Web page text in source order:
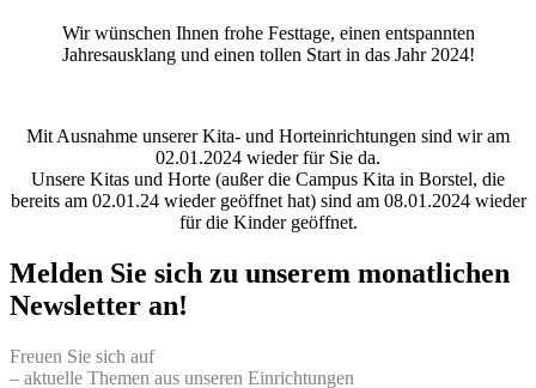
Wir wünschen Ihnen frohe Festtage, einen entspannten
Jahresausklang und einen tollen Start in das Jahr 2024!
Mit Ausnahme unserer Kita- und Horteinrichtungen sind wir am
02.01.2024 wieder für Sie da.
Unsere Kitas und Horte (außer die Campus Kita in Borstel, die
bereits am 02.01.24 wieder geöffnet hat) sind am 08.01.2024 wieder
für die Kinder geöffnet.
Melden Sie sich zu unserem monatlichen
Newsletter an!
Freuen Sie sich auf
– aktuelle Themen aus unseren Einrichtungen